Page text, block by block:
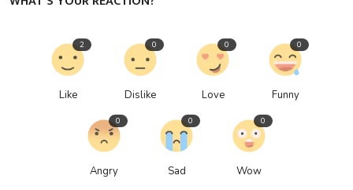
Like
2
Dislike
0
Love
0
Funny
0
Angry
0
Sad
0
Wow
0